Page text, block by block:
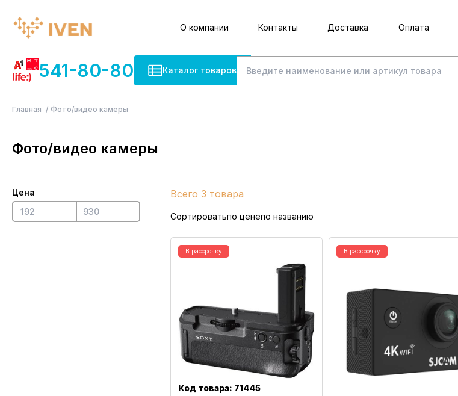
О компании Контакты Доставка Оплата
541-80-80 Каталог товаров
Главная Фото/видео камеры
Фото/видео камеры
Цена Всего 3 товара
Сортироватьпо ценепо названию
В рассрочку
Код товара: 71445
В рассрочку